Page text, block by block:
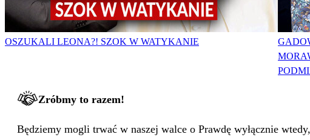
OSZUKALI LEONA?! SZOK W WATYKANIE
Zróbmy to razem!
Będziemy mogli trwać w naszej walce o Prawdę wyłącznie